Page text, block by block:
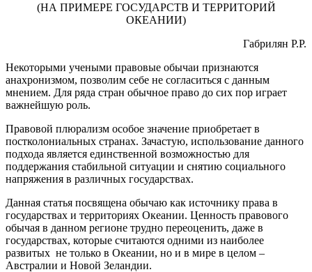
(НА ПРИМЕРЕ ГОСУДАРСТВ И ТЕРРИТОРИЙ
ОКЕАНИИ)
Габрилян Р.Р.
Некоторыми учеными правовые обычаи признаются
анахронизмом, позволим себе не согласиться с данным
мнением. Для ряда стран обычное право до сих пор играет
важнейшую роль.
Правовой плюрализм особое значение приобретает в
постколониальных странах. Зачастую, использование данного
подхода является единственной возможностью для
поддержания стабильной ситуации и снятию социального
напряжения в различных государствах.
Данная статья посвящена обычаю как источнику права в
государствах и территориях Океании. Ценность правового
обычая в данном регионе трудно переоценить, даже в
государствах, которые считаются одними из наиболее
развитых не только в Океании, но и в мире в целом –
Австралии и Новой Зеландии.